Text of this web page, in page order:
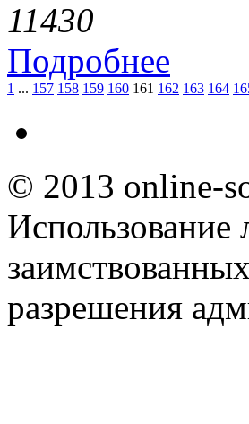
11430
Подробнее
1 ... 157 158 159 160 161 162 163 164
© 2013 online-
разрешения